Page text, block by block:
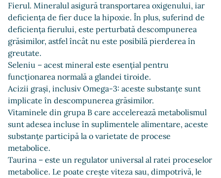
Fierul. Mineralul asigură transportarea oxigenului, iar
deficiența de fier duce la hipoxie. În plus, suferind de
deficiența fierului, este perturbată descompunerea
grăsimilor, astfel încât nu este posibilă pierderea în
greutate.
Seleniu – acest mineral este esențial pentru
funcționarea normală a glandei tiroide.
Acizii grași, inclusiv Omega-3: aceste substanțe sunt
implicate în descompunerea grăsimilor.
Vitaminele din grupa B care accelerează metabolismul
sunt adesea incluse în suplimentele alimentare, aceste
substanțe participă la o varietate de procese
metabolice.
Taurina – este un regulator universal al ratei proceselor
metabolice. Le poate crește viteza sau, dimpotrivă, le